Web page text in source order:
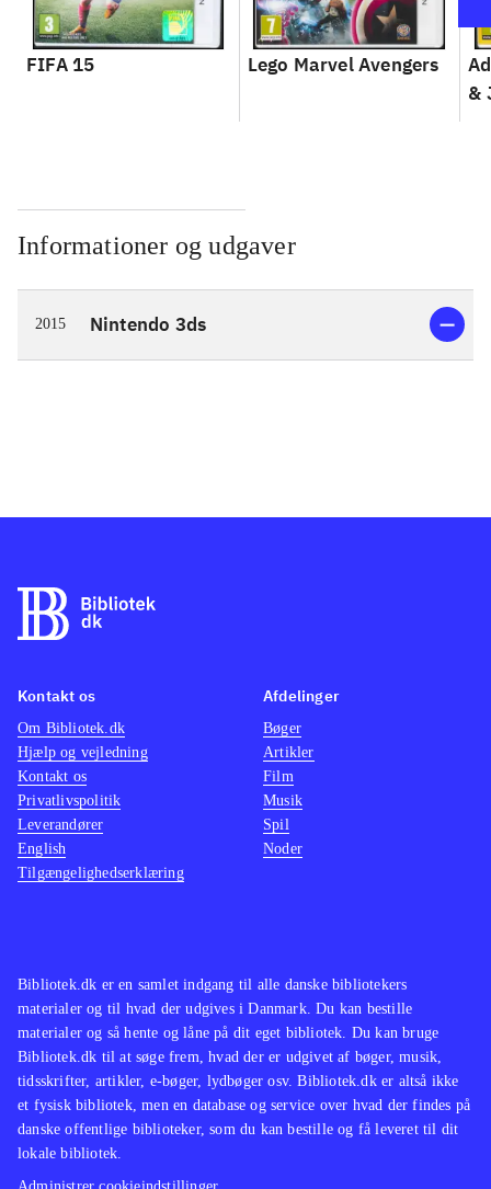
FIFA 15 Lego Marvel Avengers
&
Informationer og udgaver
2015 Nintendo 3ds
Bibliotek.dk er en samlet indgang til alle danske bibliotekers
materialer og til hvad der udgives i Danmark. Du kan bestille
materialer og så hente og låne på dit eget bibliotek. Du kan bruge
Bibliotek.dk til at søge frem, hvad der er udgivet af bøger, musik,
tidsskrifter, artikler, e-bøger, lydbøger osv. Bibliotek.dk er altså ikke
et fysisk bibliotek, men en database og service over hvad der findes på
danske offentlige biblioteker, som du kan bestille og få leveret til dit
lokale bibliotek.
Kontakt os
Om Bibliotek.dk
Hjælp og vejledning
Kontakt os
Privatlivspolitik
Leverandører
English
Tilgængelighedserklæring
Afdelinger
Bøger
Artikler
Film
Musik
Spil
Noder